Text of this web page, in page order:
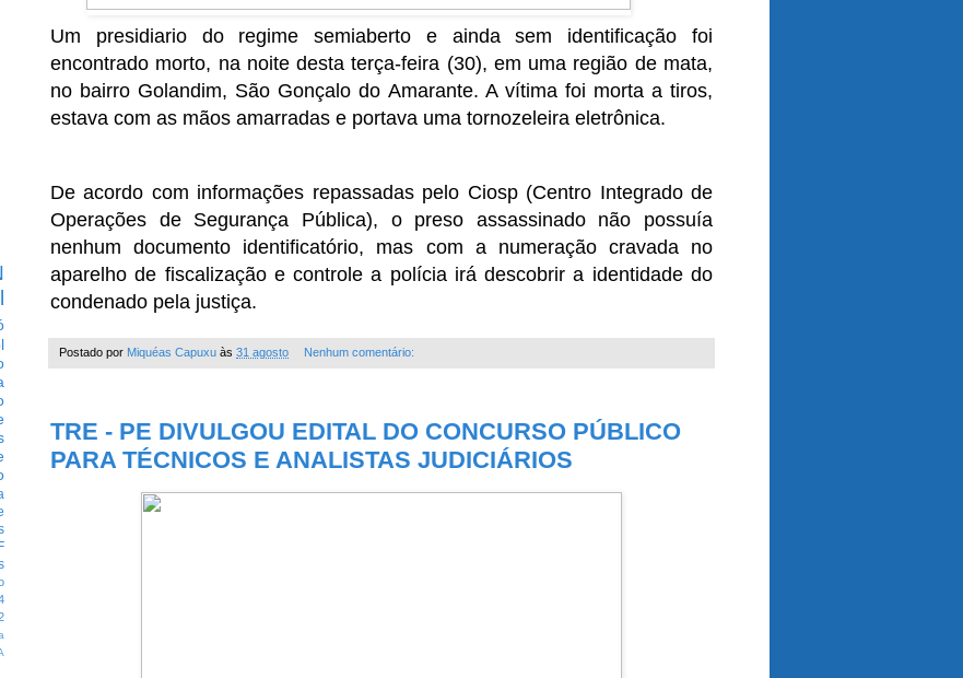
Um presidiario do regime semiaberto e ainda sem identificação foi
encontrado morto, na noite desta terça-feira (30), em uma região de mata,
no bairro Golandim, São Gonçalo do Amarante. A vítima foi morta a tiros,
estava com as mãos amarradas e portava uma tornozeleira eletrônica.
De acordo com informações repassadas pelo Ciosp (Centro Integrado de
Operações de Segurança Pública), o preso assassinado não possuía
nenhum documento identificatório, mas com a numeração cravada no
aparelho de fiscalização e controle a polícia irá descobrir a identidade do
condenado pela justiça.
Postado por Miquéas Capuxu às 31 agosto Nenhum comentário:
TRE - PE DIVULGOU EDITAL DO CONCURSO PÚBLICO
PARA TÉCNICOS E ANALISTAS JUDICIÁRIOS